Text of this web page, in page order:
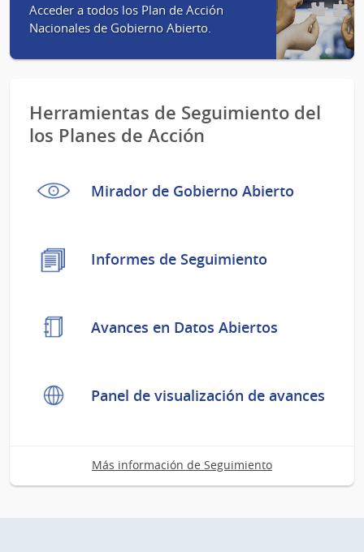
Acceder a todos los Plan de Acción
Nacionales de Gobierno Abierto.
Herramientas de Seguimiento del
los Planes de Acción
Mirador de Gobierno Abierto
Informes de Seguimiento
Avances en Datos Abiertos
Panel de visualización de avances
Más información de Seguimiento